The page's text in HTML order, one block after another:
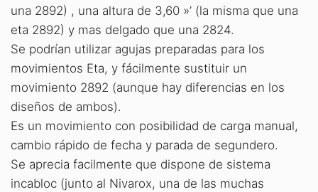
una 2892) , una altura de 3,60 »’ (la misma que una
eta 2892) y mas delgado que una 2824.
Se podrían utilizar agujas preparadas para los
movimientos Eta, y fácilmente sustituir un
movimiento 2892 (aunque hay diferencias en los
diseños de ambos).
Es un movimiento con posibilidad de carga manual,
cambio rápido de fecha y parada de segundero.
Se aprecia facilmente que dispone de sistema
incabloc (junto al Nivarox, una de las muchas